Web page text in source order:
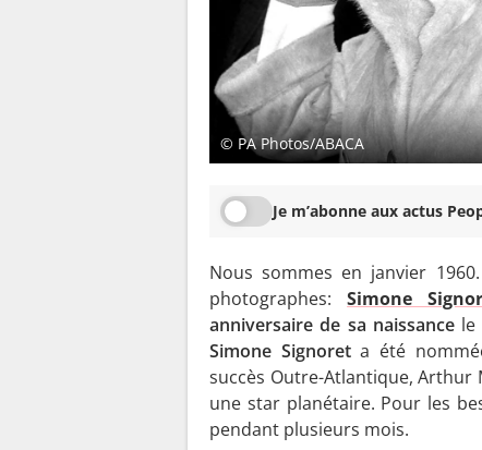
© PA Photos/ABACA
Je m’abonne aux actus
Nous sommes en janvier 1960.
photographes:Simone
anniversaire de sa naissance le
Simone Signoreta été
succès Outre-Atlantique,
une star planétaire. Pour les
pendant plusieurs mois.